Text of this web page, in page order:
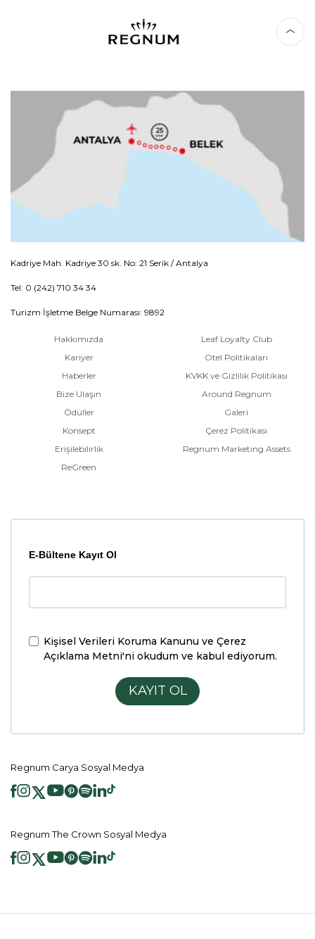
Kadriye Mah. Kadriye 30 sk. No: 21 Serik / Antalya
Tel: 0 (242) 710 34 34
Turizm İşletme Belge Numarası: 9892
Hakkımızda
Kariyer
Haberler
Bize Ulaşın
Ödüller
Konsept
Erişilebilirlik
ReGreen
Leaf Loyalty Club
Otel Politikaları
KVKK ve Gizlilik Politikası
Around Regnum
Galeri
Çerez Politikası
Regnum Marketing Assets
E-Bültene Kayıt Ol
Kişisel Verileri Koruma Kanunu ve Çerez
Açıklama Metni'ni okudum ve kabul ediyorum.
KAYIT OL
Regnum Carya Sosyal Medya
Regnum The Crown Sosyal Medya